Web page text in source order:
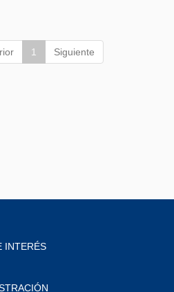
1 Siguiente
INTERÉS